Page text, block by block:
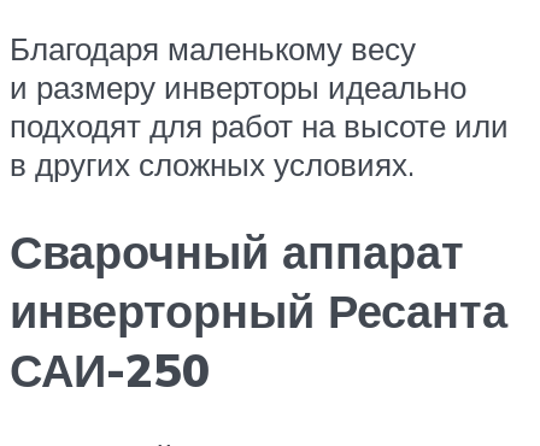
Благодаря маленькому весу
и размеру инверторы идеально
подходят для работ на высоте или
в других сложных условиях.
Сварочный аппарат
инверторный Ресанта
САИ-250